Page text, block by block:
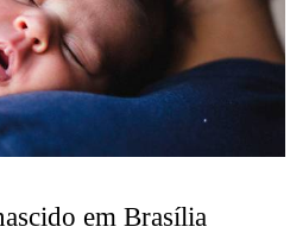
em Brasília